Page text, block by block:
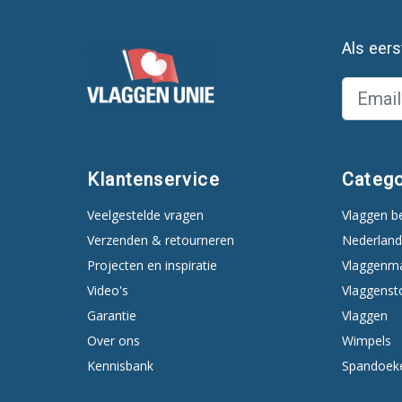
Als
Klantenservice
Veelgestelde vragen
Verzenden & retourneren
Projecten en inspiratie
Video's
Garantie
Over ons
Kennisbank
Vlaggen
Vlaggen
Wimpels